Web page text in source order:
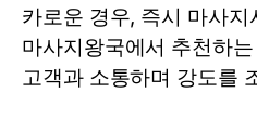
카로운 경우, 즉시 마사
마사지왕국에서 추천하
고객과 소통하며 강도를